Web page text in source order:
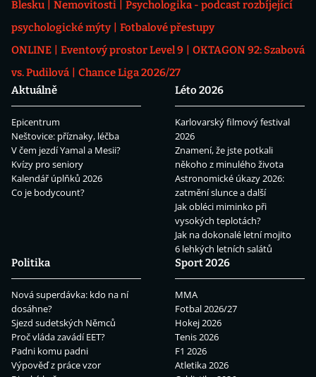
Blesku
Nemovitosti
Psychologika - podcast rozbíjející
psychologické mýty
Fotbalové přestupy
ONLINE
Eventový prostor Level 9
OKTAGON 92: Szabová
vs. Pudilová
Chance Liga 2026/27
Aktuálně
Epicentrum
Neštovice: příznaky, léčba
V čem jezdí Yamal a Mesii?
Kvízy pro seniory
Kalendář úplňků 2026
Co je bodycount?
Léto 2026
Karlovarský filmový festival
2026
Znamení, že jste potkali
někoho z minulého života
Astronomické úkazy 2026:
zatmění slunce a další
Jak obléci miminko při
vysokých teplotách?
Jak na dokonalé letní mojito
6 lehkých letních salátů
Politika
Nová superdávka: kdo na ní
dosáhne?
Sjezd sudetských Němců
Proč vláda zavádí EET?
Padni komu padni
Výpověď z práce vzor
Sport 2026
MMA
Fotbal 2026/27
Hokej 2026
Tenis 2026
F1 2026
Atletika 2026